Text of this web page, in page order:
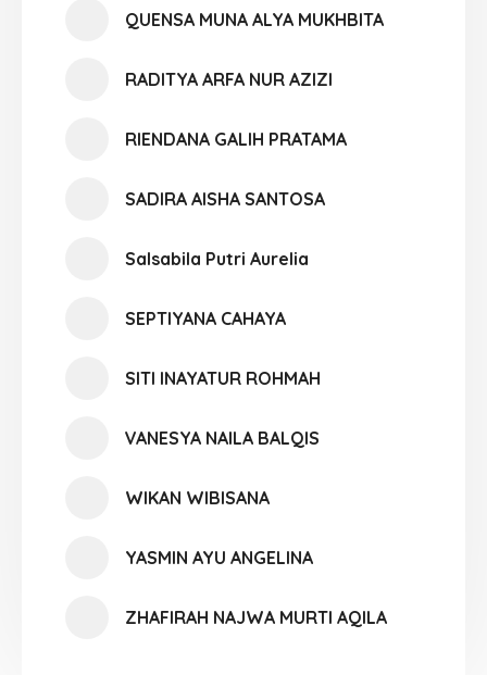
QUENSA MUNA ALYA MUKHBITA
RADITYA ARFA NUR AZIZI
RIENDANA GALIH PRATAMA
SADIRA AISHA SANTOSA
Salsabila Putri Aurelia
SEPTIYANA CAHAYA
SITI INAYATUR ROHMAH
VANESYA NAILA BALQIS
WIKAN WIBISANA
YASMIN AYU ANGELINA
ZHAFIRAH NAJWA MURTI AQILA